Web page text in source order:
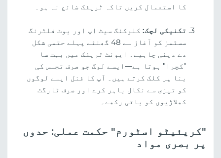
کا استعمال کریں تاکہ ٹریفک ضائع نہ ہو۔
تکنیکی لچک: کلوکنگ سیٹ اپ اور بوٹ فلٹرنگ
سسٹمز کو آغاز سے 48 گھنٹے پہلے حتمی شکل
دے دینی چاہیے۔ ایونٹ ٹریفک میں بہت سا
"کچرا" ہوتا ہے—ایسے لوگ جو صرف تجسس کی
بنا پر کلک کرتے ہیں۔ آپ کا فنل ایسے لوگوں
کو تیزی سے نکال باہر کرے اور صرف ٹارگٹ
کھلاڑیوں کو باقی رکھے۔
"کریئیٹو اسٹورم" حکمت عملی: حدوں
پر بصری مواد